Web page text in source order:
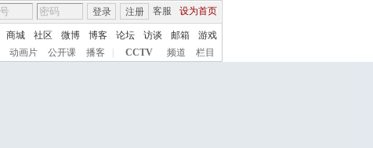
客服 设为首页
登录 注册
商城 社区 微博 博客 论坛 访谈 邮箱
游戏
动画片 公开课 播客 CCTV 频道 栏目